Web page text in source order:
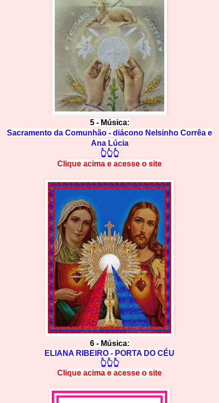
5- Música:
Sacramento da Comunhão - diácono Nelsinho Corrêa e
Ana Lúcia
👆👆👆
Clique acima e acesse o site
6 - Música:
ELIANA RIBEIRO - PORTA DO CÉU
👆👆👆
Clique acima e acesse o site